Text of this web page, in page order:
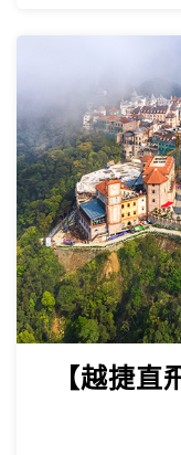
【越捷航
巴拿山纜車+
下午茶+奧黛